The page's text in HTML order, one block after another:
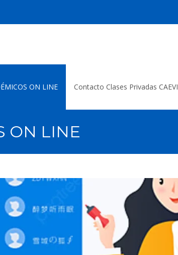
ON LINE Contacto Clases Privadas CAEVI
ON LINE